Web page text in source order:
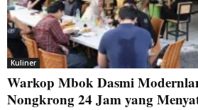
Kuliner
Warkop Mbok Dasmi
Nongkrong 24 Jam yang